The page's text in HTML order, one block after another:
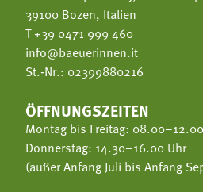
39100 Bozen, Italien
T+39 0471 999 460
info@baeuerinnen.it
St.-Nr.: 02399880216
ÖFFNUNGSZEITEN
Montag bis Freitag:
Donnerstag: 14.30–16.00 Uhr
(außer Anfang Juli bis Anfang